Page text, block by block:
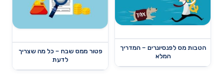
הטבות מס לפנסיונרים – המדריך
המלא
פטור ממס שבח – כל מה שצריך
לדעת